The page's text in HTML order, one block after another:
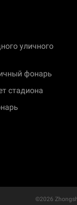
уличного
фонарь
стадиона
©2026